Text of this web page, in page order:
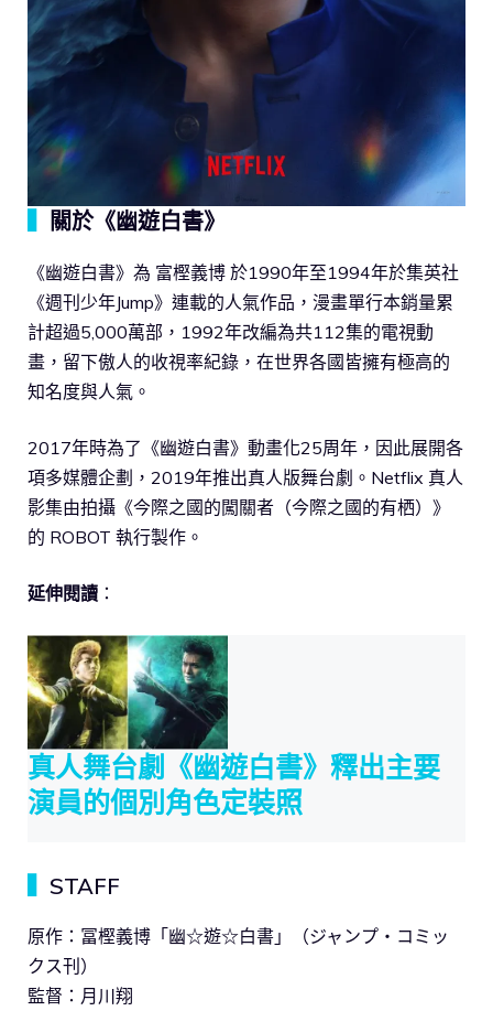
關於《幽遊白書》
《幽遊白書》為 富樫義博 於1990年至1994年於集英社
《週刊少年Jump》連載的人氣作品，漫畫單行本銷量累
計超過5,000萬部，1992年改編為共112集的電視動
畫，留下傲人的收視率紀錄，在世界各國皆擁有極高的
知名度與人氣。
2017年時為了《幽遊白書》動畫化25周年，因此展開各
項多媒體企劃，2019年推出真人版舞台劇。Netflix 真人
影集由拍攝《今際之國的闖關者（今際之國的有栖）》
的 ROBOT 執行製作。
延伸閱讀 ：
真人舞台劇《幽遊白書》釋出主要
演員的個別角色定裝照
STAFF
原作：冨樫義博「幽☆遊☆白書」（ジャンプ・コミッ
クス刊）
監督：月川翔